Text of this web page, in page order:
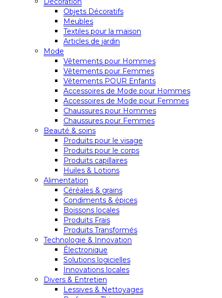
Objets Décoratifs
Meubles
Textiles pour la maison
Articles de jardin
Mode
Vêtements pour Hommes
Vêtements pour Femmes
Vêtements POUR Enfants
Accessoires de Mode pour Hommes
Accessoires de Mode pour Femmes
Chaussures pour Hommes
Chaussures pour Femmes
Beauté & soins
Produits pour le visage
Produits pour le corps
Produits capillaires
Huiles & Lotions
Alimentation
Céréales & grains
Condiments & épices
Boissons locales
Produits Frais
Produits Transformés
Technologie & Innovation
Électronique
Solutions logicielles
Innovations locales
Divers & Entretien
Lessives & Nettoyages